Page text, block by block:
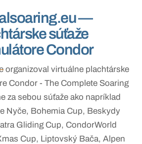
—
súťaže
Condor
organizoval virtuálne plachtárske
Condor - The Complete Soaring
za sebou súťaže ako napríklad
Nyče, Bohemia Cup, Beskydy
Gliding Cup, CondorWorld
Cup, Liptovský Bača, Alpen